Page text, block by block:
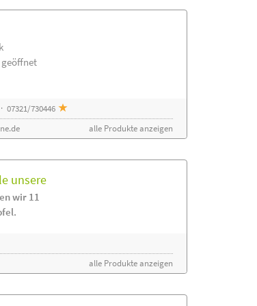
730446
alle Produkte anzeigen
unsere
wir 11
alle Produkte anzeigen